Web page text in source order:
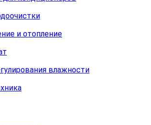
и отопление
влажности